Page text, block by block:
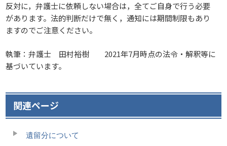
反対に，弁護士に依頼しない場合は，全てご自身で行う必要
があります。法的判断だけで無く，通知には期間制限もあり
ますのでご注意ください。
執筆：弁護士 田村裕樹 2021年7月時点の法令・解釈等に
基づいています。
関連ページ
遺留分について